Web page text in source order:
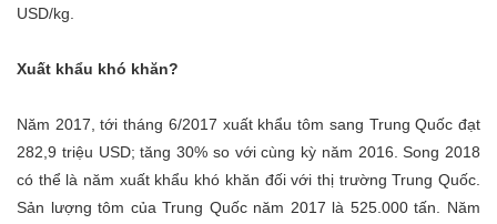
USD/kg.
Xuất khẩu khó khăn?
Năm 2017, tới tháng 6/2017 xuất khẩu tôm sang Trung Quốc đạt
282,9 triệu USD; tăng 30% so với cùng kỳ năm 2016. Song 2018
có thể là năm xuất khẩu khó khăn đối với thị trường Trung Quốc.
Sản lượng tôm của Trung Quốc năm 2017 là 525.000 tấn. Năm